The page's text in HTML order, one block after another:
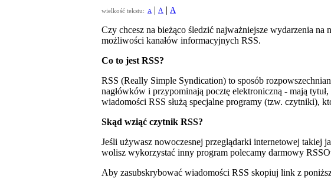
wielkość tekstu: A | A | A
Czy chcesz na bieżąco śledzić najważniejsze wydarzenia
możliwości kanałów informacyjnych RSS.
Co to jest RSS?
RSS (Really Simple Syndication) to sposób
nagłówków i przypominają pocztę elektroniczną - mają
wiadomości RSS służą specjalne programy (tzw. czytniki),
Skąd wziąć czytnik RSS?
Jeśli używasz nowoczesnej przeglądarki internetowej takiej
wolisz wykorzystać inny program polecamy darmowy
Aby zasubskrybować wiadomości RSS skopiuj link z